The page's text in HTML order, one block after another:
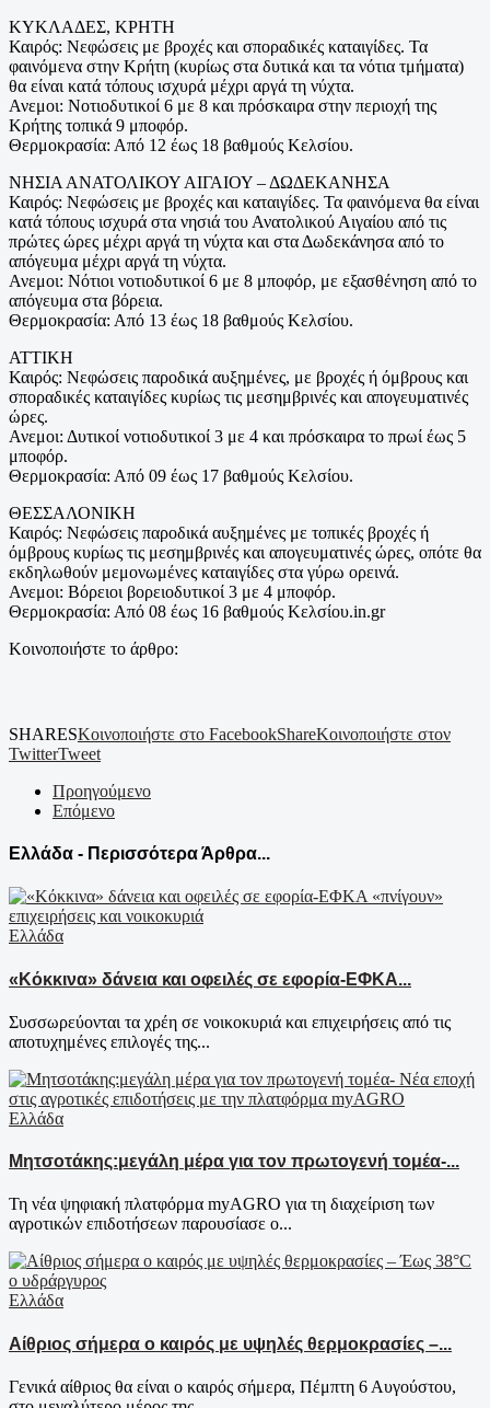
ΚΥΚΛΑΔΕΣ, ΚΡΗΤΗ
Καιρός: Νεφώσεις με βροχές και σποραδικές καταιγίδες. Τα
φαινόμενα στην Κρήτη (κυρίως στα δυτικά και τα νότια τμήματα)
θα είναι κατά τόπους ισχυρά μέχρι αργά τη νύχτα.
Ανεμοι: Nοτιοδυτικοί 6 με 8 και πρόσκαιρα στην περιοχή της
Κρήτης τοπικά 9 μποφόρ.
Θερμοκρασία: Από 12 έως 18 βαθμούς Κελσίου.
ΝΗΣΙΑ ΑΝΑΤΟΛΙΚΟΥ ΑΙΓΑΙΟΥ – ΔΩΔΕΚΑΝΗΣΑ
Καιρός: Νεφώσεις με βροχές και καταιγίδες. Τα φαινόμενα θα είναι
κατά τόπους ισχυρά στα νησιά του Ανατολικού Αιγαίου από τις
πρώτες ώρες μέχρι αργά τη νύχτα και στα Δωδεκάνησα από το
απόγευμα μέχρι αργά τη νύχτα.
Ανεμοι: Νότιοι νοτιοδυτικοί 6 με 8 μποφόρ, με εξασθένηση από το
απόγευμα στα βόρεια.
Θερμοκρασία: Από 13 έως 18 βαθμούς Κελσίου.
ΑΤΤΙΚΗ
Καιρός: Νεφώσεις παροδικά αυξημένες, με βροχές ή όμβρους και
σποραδικές καταιγίδες κυρίως τις μεσημβρινές και απογευματινές
ώρες.
Ανεμοι: Δυτικοί νοτιοδυτικοί 3 με 4 και πρόσκαιρα το πρωί έως 5
μποφόρ.
Θερμοκρασία: Από 09 έως 17 βαθμούς Κελσίου.
ΘΕΣΣΑΛΟΝΙΚΗ
Καιρός: Νεφώσεις παροδικά αυξημένες με τοπικές βροχές ή
όμβρους κυρίως τις μεσημβρινές και απογευματινές ώρες, οπότε θα
εκδηλωθούν μεμονωμένες καταιγίδες στα γύρω ορεινά.
Ανεμοι: Βόρειοι βορειοδυτικοί 3 με 4 μποφόρ.
Θερμοκρασία: Από 08 έως 16 βαθμούς Κελσίου.in.gr
Κοινοποιήστε το άρθρο:
SHARESΚοινοποιήστε στο FacebookShareΚοινοποιήστε στον
TwitterTweet
Προηγούμενο
Επόμενο
Ελλάδα - Περισσότερα Άρθρα...
Ελλάδα
«Κόκκινα» δάνεια και οφειλές σε εφορία-ΕΦΚΑ...
Συσσωρεύονται τα χρέη σε νοικοκυριά και επιχειρήσεις από τις
αποτυχημένες επιλογές της...
Ελλάδα
Μητσοτάκης:μεγάλη μέρα για τον πρωτογενή τομέα-...
Τη νέα ψηφιακή πλατφόρμα myAGRO για τη διαχείριση των
αγροτικών επιδοτήσεων παρουσίασε ο...
Ελλάδα
Αίθριος σήμερα ο καιρός με υψηλές θερμοκρασίες –...
Γενικά αίθριος θα είναι ο καιρός σήμερα, Πέμπτη 6 Αυγούστου,